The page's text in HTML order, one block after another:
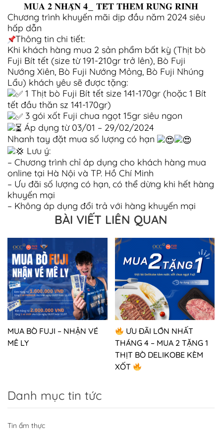
𝐌𝐔𝐀 𝟐 𝐍𝐇𝐀̣̂𝐍 𝟒_ 𝐓𝐄̂́𝐓 𝐓𝐇𝐄̂𝐌 𝐑𝐔̉𝐍𝐆 𝐑𝐈̉𝐍𝐇
Chương trình khuyến mãi dịp đầu năm 2024 siêu
hấp dẫn
Thông tin chi tiết:
Khi khách hàng mua 2 sản phẩm bất kỳ (Thịt bò
Fuji Bít tết (size từ 191-210gr trở lên), Bò Fuji
Nướng Xiên, Bò Fuji Nướng Mỏng, Bò Fuji Nhúng
Lẩu) khách yêu sẽ được tặng:
1 Thịt bò Fuji Bít tết size 141-170gr (hoặc 1 Bít
tết đầu thăn sz 141-170gr)
3 gói xốt Fuji chua ngọt 15gr siêu ngon
Áp dụng từ 03/01 – 29/02/2024
Nhanh tay đặt mua số lượng có hạn
Lưu ý:
– Chương trình chỉ áp dụng cho khách hàng mua
online tại Hà Nội và TP. Hồ Chí Minh
– Ưu đãi số lượng có hạn, có thể dừng khi hết hàng
khuyến mại
– Không áp dụng đổi trả với hàng khuyến mại
BÀI VIẾT LIÊN QUAN
MUA BÒ FUJI – NHẬN VÉ
MÊ LY
ƯU ĐÃI LỚN NHẤT
THÁNG 4 – MUA 2 TẶNG 1
THỊT BÒ DELIKOBE KÈM
XỐT
Danh mục tin tức
Tin ẩm thực